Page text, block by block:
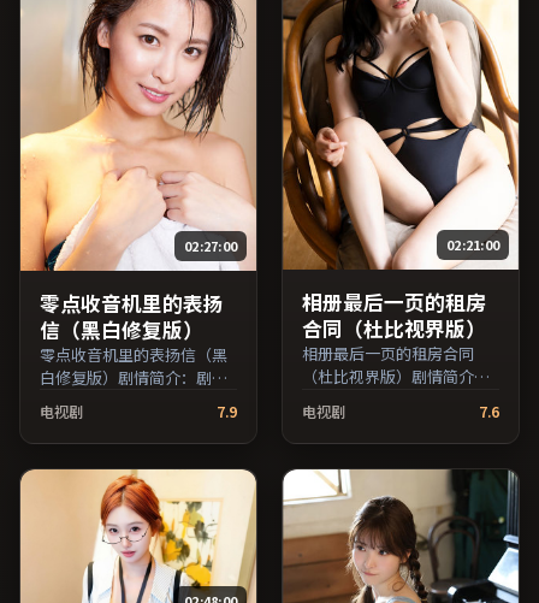
02:27:00
零点收音机里的表扬
信（黑白修复版）
零点收音机里的表扬信（黑
白修复版）剧情简介：剧情
围绕一次意外转折展开，美
术与场景还原了特定年代质
感；由斯皮尔伯格执导，周
迅、役所广司、鲁妮·玛拉
等主演，中国台湾出品，惊
悚类型，2016年上映 / 2016
年8月3日于中国台湾地区院
线首映，网络平台同步更新
片源。适合希望获得情感共
电视剧 7.9
02:21:00
相册最后一页的租房
合同（杜比视界版）
相册最后一页的租房合同
（杜比视界版）剧情简介：
影片试图追问「归属」与
「告别」的主题，人物关系
在误会与和解中演进；由许
鞍华执导，河正宇、黄政
民、刘亦菲等主演，法国出
品，喜剧类型，2018年上映
/ 2018年1月6日于法国地区
院线首映，网络平台同步更
新片源。适合关注表演细节
电视剧 7.6